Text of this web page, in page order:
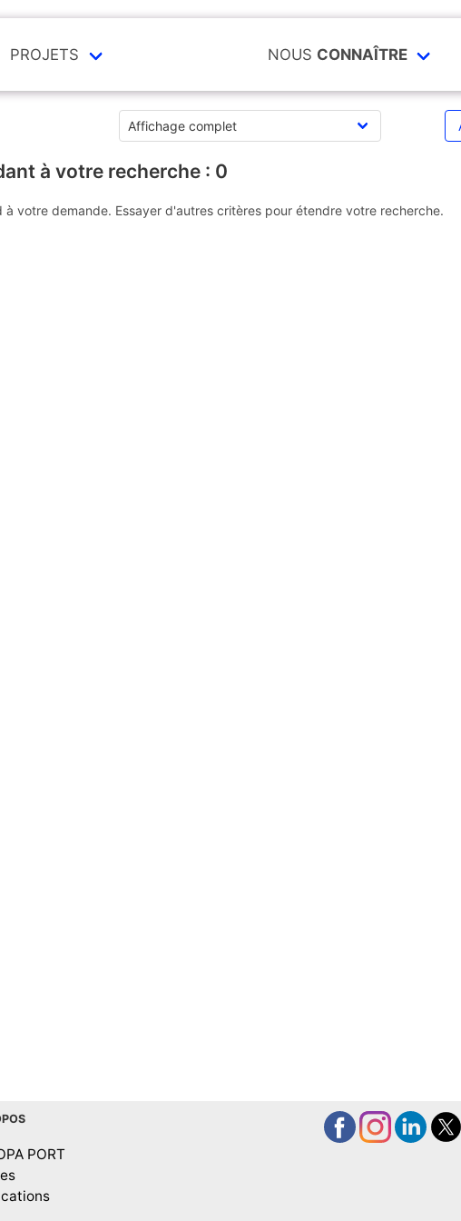
PROJETS NOUS CONNAÎTRE
à votre recherche : 0
à votre demande. Essayer d'autres critères pour étendre votre recherche.
PORT